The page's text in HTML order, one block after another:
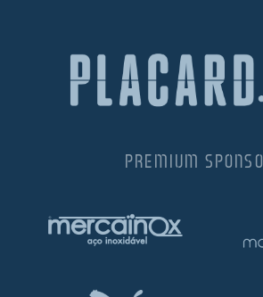
PREMIUM